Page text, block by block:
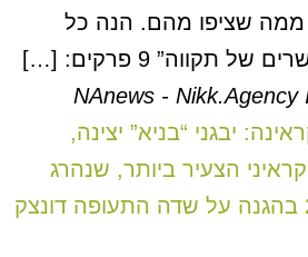
ממה שציפו מהם. הנה כל
תקווה” 9 פרקים: […]
NAnews - Nikk.Agency
יבגני “בניא” יצינה,
הצעיר ביותר, שנהרג